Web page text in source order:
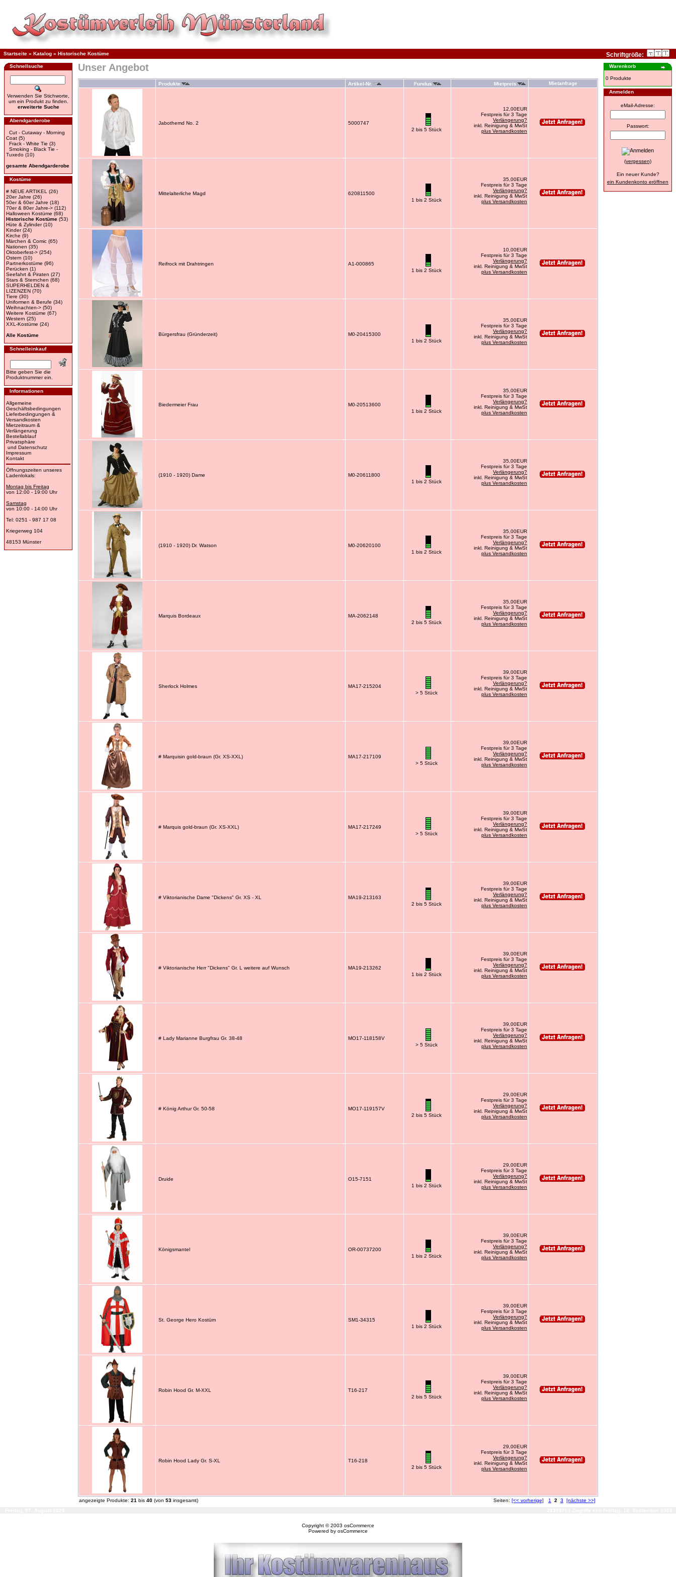
Startseite » Katalog » Historische Kostüme Schriftgröße:
Schnellsuche
Verwenden Sie Stichworte,
um ein Produkt zu finden.
erweiterte Suche
Abendgarderobe
Cut - Cutaway - Morning
Coat (5)
Frack - White Tie (3)
Smoking - Black Tie -
Tuxedo (10)
gesamte Abendgarderobe
Kostüme
# NEUE ARTIKEL
(26)
20er Jahre (26)
50er & 60er Jahre (18)
70er & 80er Jahre-> (112)
Halloween Kostüme (68)
Historische Kostüme (53)
Hüte & Zylinder(10)
Kinder(24)
Kirche (9)
Märchen & Comic (65)
Nationen (35)
Oktoberfest-> (254)
Ostern (10)
Partnerkostüme (96)
Perücken (1)
Seefahrt & Piraten (27)
Stars & Sternchen (68)
SUPERHELDEN &
LIZENZEN (70)
Tiere (30)
Uniformen & Berufe (34)
Weihnachten-> (50)
Weitere Kostüme (67)
Western (25)
XXL-Kostüme (24)
Alle Kostüme
Schnelleinkauf
Bitte geben Sie die
Produktnummer ein.
Informationen
Allgemeine
Geschäftsbedingungen
Lieferbedingungen &
Versandkosten
Mietzeitraum &
Verlängerung
Bestellablauf
Privatsphäre
und Datenschutz
Impressum
Kontakt
Öffnungszeiten unseres
Ladenlokals:
Montag bis Freitag
von 12:00 - 19:00 Uhr
Samstag
von 10:00 - 14:00 Uhr
Tel: 0251 - 987 17 08
Kriegerweg 104
48153 Münster
Unser Angebot
Produkte Artikel-Nr. Fundus Mietpreis Mietanfrage
Jabothemd No. 2
5000747
2 bis 5 Stück
12,00EUR
Festpreis für 3 Tage
Verlängerung?
inkl. Reinigung & MwSt
plus Versandkosten
Mittelalterliche Magd
620811500
1 bis 2 Stück
35,00EUR
Festpreis für 3 Tage
Verlängerung?
inkl. Reinigung & MwSt
plus Versandkosten
Reifrock mit Drahtringen
A1-000865
1 bis 2 Stück
10,00EUR
Festpreis für 3 Tage
Verlängerung?
inkl. Reinigung & MwSt
plus Versandkosten
Bürgersfrau (Gründerzeit)
M0-20415300
1 bis 2 Stück
35,00EUR
Festpreis für 3 Tage
Verlängerung?
inkl. Reinigung & MwSt
plus Versandkosten
Biedermeier Frau
M0-20513600
1 bis 2 Stück
35,00EUR
Festpreis für 3 Tage
Verlängerung?
inkl. Reinigung & MwSt
plus Versandkosten
(1910 - 1920) Dame
M0-20611800
1 bis 2 Stück
35,00EUR
Festpreis für 3 Tage
Verlängerung?
inkl. Reinigung & MwSt
plus Versandkosten
(1910 - 1920) Dr. Watson
M0-20620100
1 bis 2 Stück
35,00EUR
Festpreis für 3 Tage
Verlängerung?
inkl. Reinigung & MwSt
plus Versandkosten
Marquis Bordeaux
MA-2062148
2 bis 5 Stück
35,00EUR
Festpreis für 3 Tage
Verlängerung?
inkl. Reinigung & MwSt
plus Versandkosten
Sherlock Holmes
MA17-215204
> 5 Stück
39,00EUR
Festpreis für 3 Tage
Verlängerung?
inkl. Reinigung & MwSt
plus Versandkosten
# Marquisin gold-braun (Gr. XS-XXL)
MA17-217109
> 5 Stück
39,00EUR
Festpreis für 3 Tage
Verlängerung?
inkl. Reinigung & MwSt
plus Versandkosten
# Marquis gold-braun (Gr. XS-XXL)
MA17-217249
> 5 Stück
39,00EUR
Festpreis für 3 Tage
Verlängerung?
inkl. Reinigung & MwSt
plus Versandkosten
# Viktorianische Dame "Dickens" Gr. XS - XL
MA19-213163
2 bis 5 Stück
39,00EUR
Festpreis für 3 Tage
Verlängerung?
inkl. Reinigung & MwSt
plus Versandkosten
# Viktorianische Herr "Dickens" Gr. L weitere auf Wunsch
MA19-213262
1 bis 2 Stück
39,00EUR
Festpreis für 3 Tage
Verlängerung?
inkl. Reinigung & MwSt
plus Versandkosten
# Lady Marianne Burgfrau Gr. 38-48
MO17-118158V
> 5 Stück
39,00EUR
Festpreis für 3 Tage
Verlängerung?
inkl. Reinigung & MwSt
plus Versandkosten
# König Arthur Gr. 50-58
MO17-119157V
2 bis 5 Stück
29,00EUR
Festpreis für 3 Tage
Verlängerung?
inkl. Reinigung & MwSt
plus Versandkosten
Druide
O15-7151
1 bis 2 Stück
29,00EUR
Festpreis für 3 Tage
Verlängerung?
inkl. Reinigung & MwSt
plus Versandkosten
Königsmantel
OR-00737200
1 bis 2 Stück
39,00EUR
Festpreis für 3 Tage
Verlängerung?
inkl. Reinigung & MwSt
plus Versandkosten
St. George Hero Kostüm
SM1-34315
1 bis 2 Stück
39,00EUR
Festpreis für 3 Tage
Verlängerung?
inkl. Reinigung & MwSt
plus Versandkosten
Robin Hood Gr. M-XXL
T16-217
2 bis 5 Stück
39,00EUR
Festpreis für 3 Tage
Verlängerung?
inkl. Reinigung & MwSt
plus Versandkosten
Robin Hood Lady Gr. S-XL
T16-218
2 bis 5 Stück
29,00EUR
Festpreis für 3 Tage
Verlängerung?
inkl. Reinigung & MwSt
plus Versandkosten
angezeigte Produkte: 21 bis 40 (von 53 insgesamt) Seiten: [<< vorherige] 1 2 3 [nächste >>]
Warenkorb
0 Produkte
Anmelden
eMail-Adresse:
Passwort:
(vergessen)
Ein neuer Kunde?
ein Kundenkonto eröffnen
Copyright © 2003 osCommerce
Powered by osCommerce